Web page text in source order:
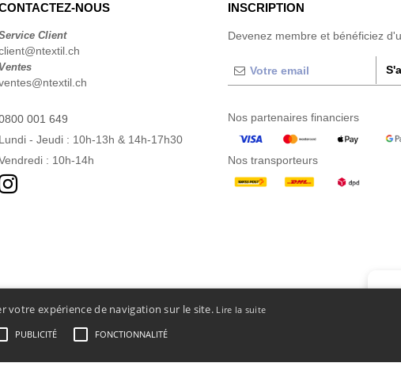
NOUS
Client
Ventes
001 649
Lundi - Jeudi : 10h-13h & 14h-17h30
: 10h-14h
INSCRIPTION
Devenez membre et bénéficiez
Nos partenaires financiers
Nos transporteurs
Conditions Générales d’Accès et d’Utilisation
votre expérience de navigation sur le site. Lire la suite
PUBLICITÉ FONCTIONNALITÉ